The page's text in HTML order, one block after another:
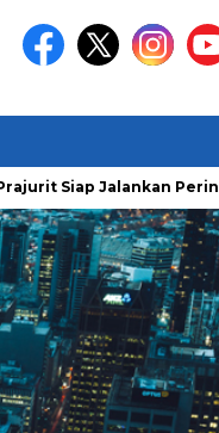
Siap Jalankan Perintah!